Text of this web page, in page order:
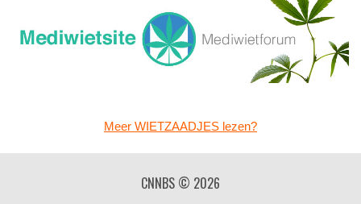
Meer WIETZAADJES lezen?
CNNBS © 2026